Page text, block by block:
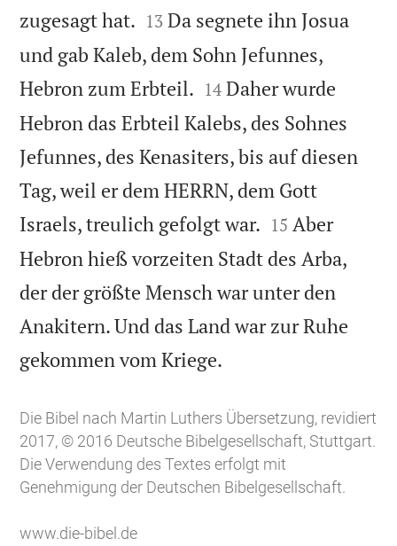
zugesagt hat. 

13 Da segnete ihn Josua
und gab Kaleb, dem Sohn Jefunnes,
Hebron zum Erbteil. 

14 Daher wurde
Hebron das Erbteil Kalebs, des Sohnes
Jefunnes, des Kenasiters, bis auf diesen
Tag, weil er dem HERRN, dem Gott
Israels, treulich gefolgt war. 

15 Aber
Hebron hieß vorzeiten Stadt des Arba,
der der größte Mensch war unter den
Anakitern. Und das Land war zur Ruhe
gekommen vom Kriege.
Die Bibel nach Martin Luthers Übersetzung, revidiert
2017, © 2016 Deutsche Bibelgesellschaft, Stuttgart.
Die Verwendung des Textes erfolgt mit
Genehmigung der Deutschen Bibelgesellschaft.
www.die-bibel.de